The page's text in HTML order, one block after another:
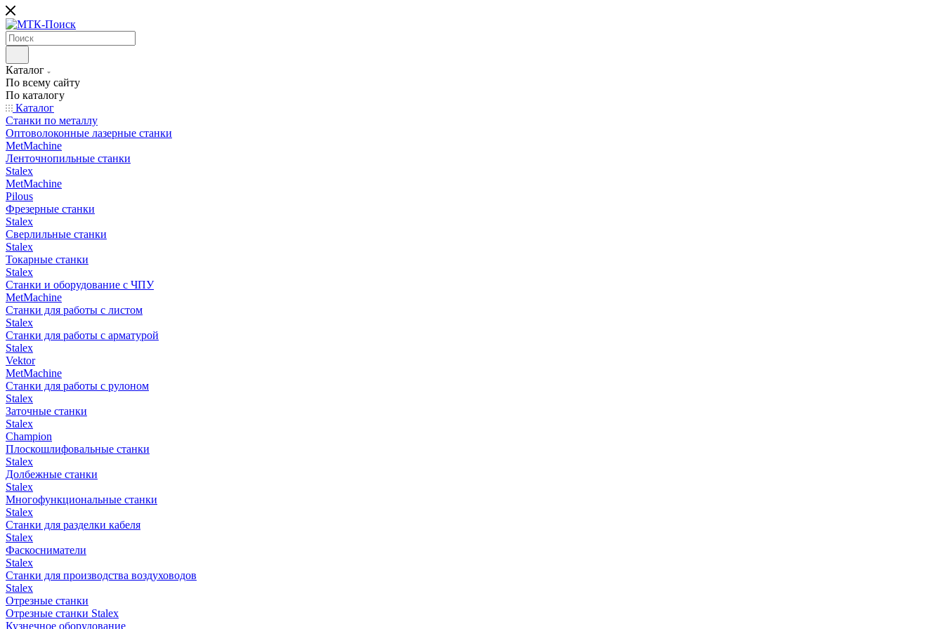
Каталог
По всему сайту
По каталогу
Каталог
Станки по металлу
Оптоволоконные лазерные станки
MetMachine
Ленточнопильные станки
Stalex
MetMachine
Pilous
Фрезерные станки
Stalex
Сверлильные станки
Stalex
Токарные станки
Stalex
Станки и оборудование с ЧПУ
MetMachine
Станки для работы с листом
Stalex
Станки для работы с арматурой
Stalex
Vektor
MetMachine
Станки для работы с рулоном
Stalex
Заточные станки
Stalex
Champion
Плоскошлифовальные станки
Stalex
Долбежные станки
Stalex
Многофункциональные станки
Stalex
Станки для разделки кабеля
Stalex
Фаскосниматели
Stalex
Станки для производства воздуховодов
Stalex
Отрезные станки
Отрезные станки Stalex
Кузнечное оборудование